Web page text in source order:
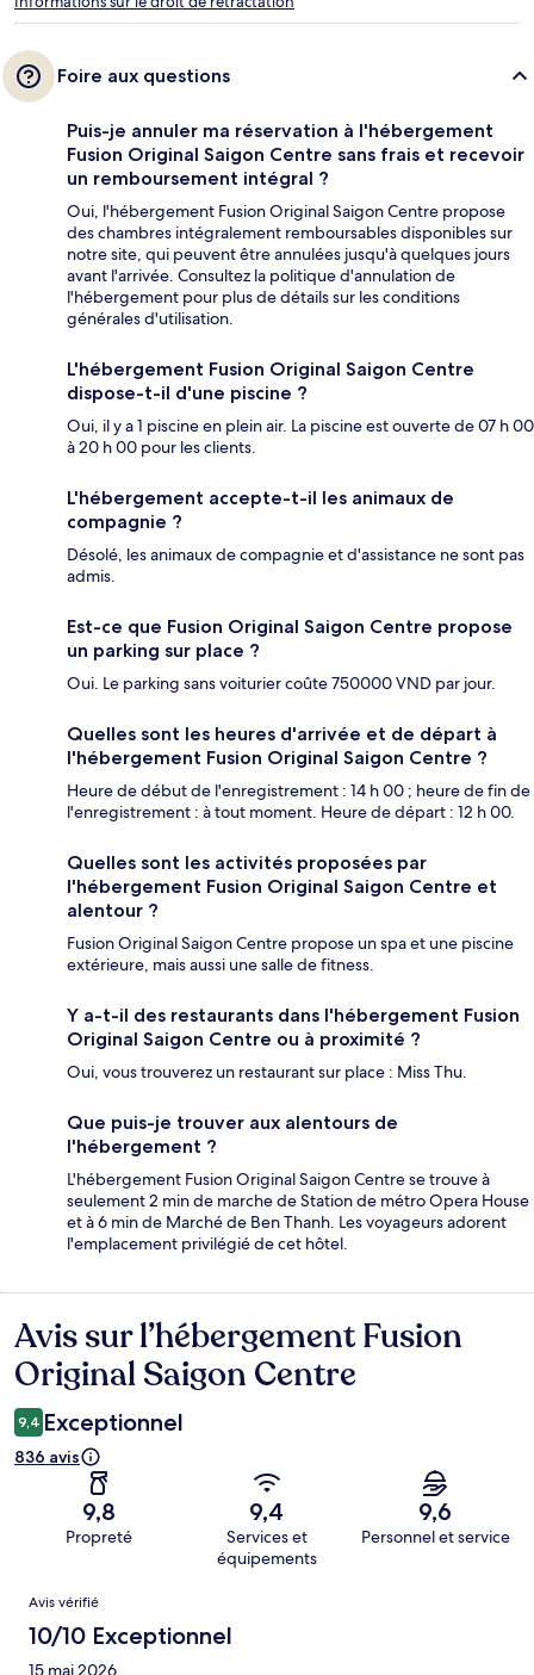
Foire aux questions
Puis-je annuler ma réservation à l'hébergement
Fusion Original Saigon Centre sans frais et recevoir
un remboursement intégral ?
Oui, l'hébergement Fusion Original Saigon Centre propose
des chambres intégralement remboursables disponibles sur
notre site, qui peuvent être annulées jusqu'à quelques jours
avant l'arrivée. Consultez la politique d'annulation de
l'hébergement pour plus de détails sur les conditions
générales d'utilisation.
L'hébergement Fusion Original Saigon Centre
dispose-t-il d'une piscine ?
Oui, il y a 1 piscine en plein air. La piscine est ouverte de 07 h 00
à 20 h 00 pour les clients.
L'hébergement accepte-t-il les animaux de
compagnie ?
Désolé, les animaux de compagnie et d'assistance ne sont pas
admis.
Est-ce que Fusion Original Saigon Centre propose
un parking sur place ?
Oui. Le parking sans voiturier coûte 750000 VND par jour.
Quelles sont les heures d'arrivée et de départ à
l'hébergement Fusion Original Saigon Centre ?
Heure de début de l'enregistrement : 14 h 00 ; heure de fin de
l'enregistrement : à tout moment. Heure de départ : 12 h 00.
Quelles sont les activités proposées par
l'hébergement Fusion Original Saigon Centre et
alentour ?
Fusion Original Saigon Centre propose un spa et une piscine
extérieure, mais aussi une salle de fitness.
Y a-t-il des restaurants dans l'hébergement Fusion
Original Saigon Centre ou à proximité ?
Oui, vous trouverez un restaurant sur place : Miss Thu.
Que puis-je trouver aux alentours de
l'hébergement ?
L'hébergement Fusion Original Saigon Centre se trouve à
seulement 2 min de marche de Station de métro Opera House
et à 6 min de Marché de Ben Thanh. Les voyageurs adorent
l'emplacement privilégié de cet hôtel.
Avis
Avis sur l’hébergement Fusion
Original Saigon Centre
9,4 Exceptionnel
836 avis
9,8
Propreté
9,4
Services et
équipements
9,6
Personnel et service
Avis
Avis vérifié
10/10 Exceptionnel
15 mai 2026